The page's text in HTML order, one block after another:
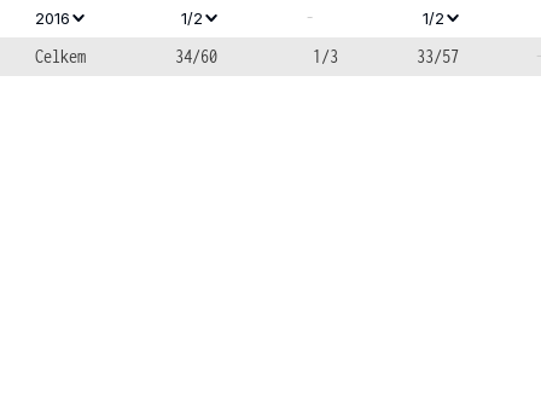
2016
1/2 - 1/2
Celkem 34/60 1/3 33/57